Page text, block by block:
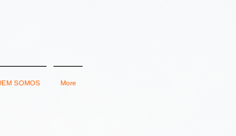
SOMOS More